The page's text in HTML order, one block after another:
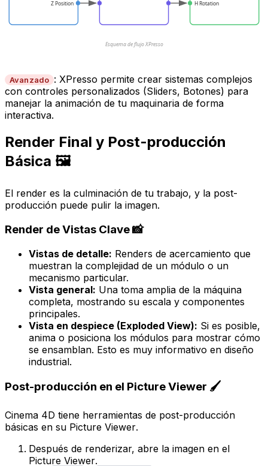
Z Position H Rotation
Esquema de flujo XPresso
Avanzado : XPresso permite crear sistemas complejos
con controles personalizados (Sliders, Botones) para
manejar la animación de tu maquinaria de forma
interactiva.
Render Final y Post-producción
Básica 🖼️
El render es la culminación de tu trabajo, y la post-
producción puede pulir la imagen.
Render de Vistas Clave 📸
Vistas de detalle: Renders de acercamiento que
muestran la complejidad de un módulo o un
mecanismo particular.
Vista general: Una toma amplia de la máquina
completa, mostrando su escala y componentes
principales.
Vista en despiece (Exploded View): Si es posible,
anima o posiciona los módulos para mostrar cómo
se ensamblan. Esto es muy informativo en diseño
industrial.
Post-producción en el Picture Viewer 🖌️
Cinema 4D tiene herramientas de post-producción
básicas en su Picture Viewer.
Después de renderizar, abre la imagen en el
Picture Viewer.